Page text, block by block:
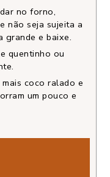
no forno,
não seja sujeita a
grande e baixe.
quentinho ou
coco ralado e
um pouco e